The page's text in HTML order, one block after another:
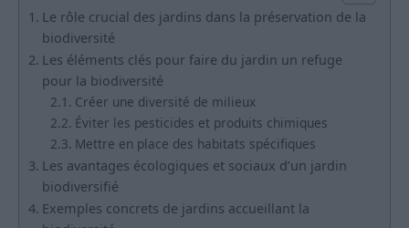
Le rôle crucial des jardins dans la préservation de la
biodiversité
Les éléments clés pour faire du jardin un refuge
pour la biodiversité
Créer une diversité de milieux
Éviter les pesticides et produits chimiques
Mettre en place des habitats spécifiques
Les avantages écologiques et sociaux d’un jardin
biodiversifié
Exemples concrets de jardins accueillant la